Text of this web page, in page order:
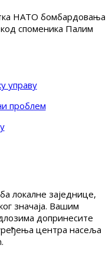
НАТО бомбардовања
код споменика Палим
управу
проблем
локалне заједнице,
значаја. Вашим
допринесите
центра насеља